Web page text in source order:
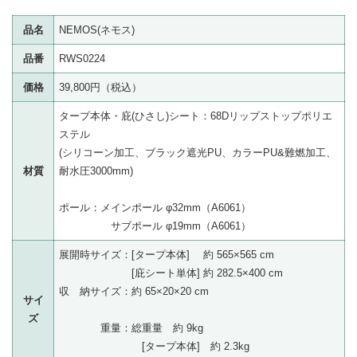
品名 NEMOS(ネモス)
品番 RWS0224
価格 39,800円（税込）
材質
タープ本体・庇(ひさし)シート：68Dリップストップポリエ
ステル
(シリコーン加工、ブラック遮光PU、カラーPU&難燃加工、
耐水圧3000mm)
ポール：メインポール φ32mm（A6061）
サブポール φ19mm（A6061）
サイ
ズ
展開時サイズ：[タープ本体] 約 565×565 cm
[庇シート単体] 約 282.5×400 cm
収 納サイズ：約 65×20×20 cm
重量：総重量 約 9kg
[タープ本体] 約 2.3kg